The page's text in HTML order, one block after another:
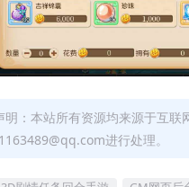
明：本站所有资源均来源于互
进行处理。